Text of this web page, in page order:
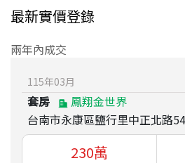
最新實價登錄
兩年內成交
115年03月
套房
鳳翔金世界
台南市永康區鹽行里中正北路
230萬